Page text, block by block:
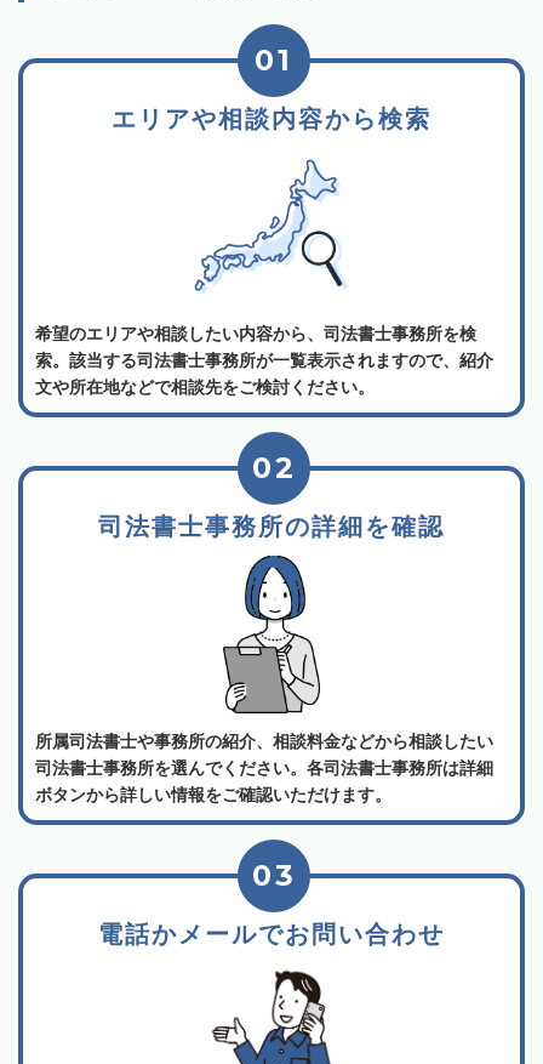
エリアや相談内容から検索
01
希望のエリアや相談したい内容から、司法書士事務所を検
索。該当する司法書士事務所が一覧表示されますので、紹介
文や所在地などで相談先をご検討ください。
司法書士事務所の詳細を確認
02
所属司法書士や事務所の紹介、相談料金などから相談したい
司法書士事務所を選んでください。各司法書士事務所は詳細
ボタンから詳しい情報をご確認いただけます。
電話かメールでお問い合わせ
03